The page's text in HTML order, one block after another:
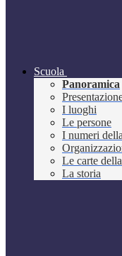
Scuola
Panoramica
I luoghi
Le persone
I numeri
Le carte
La storia